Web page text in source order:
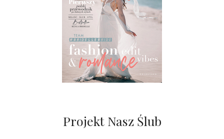
Projekt Nasz Ślub